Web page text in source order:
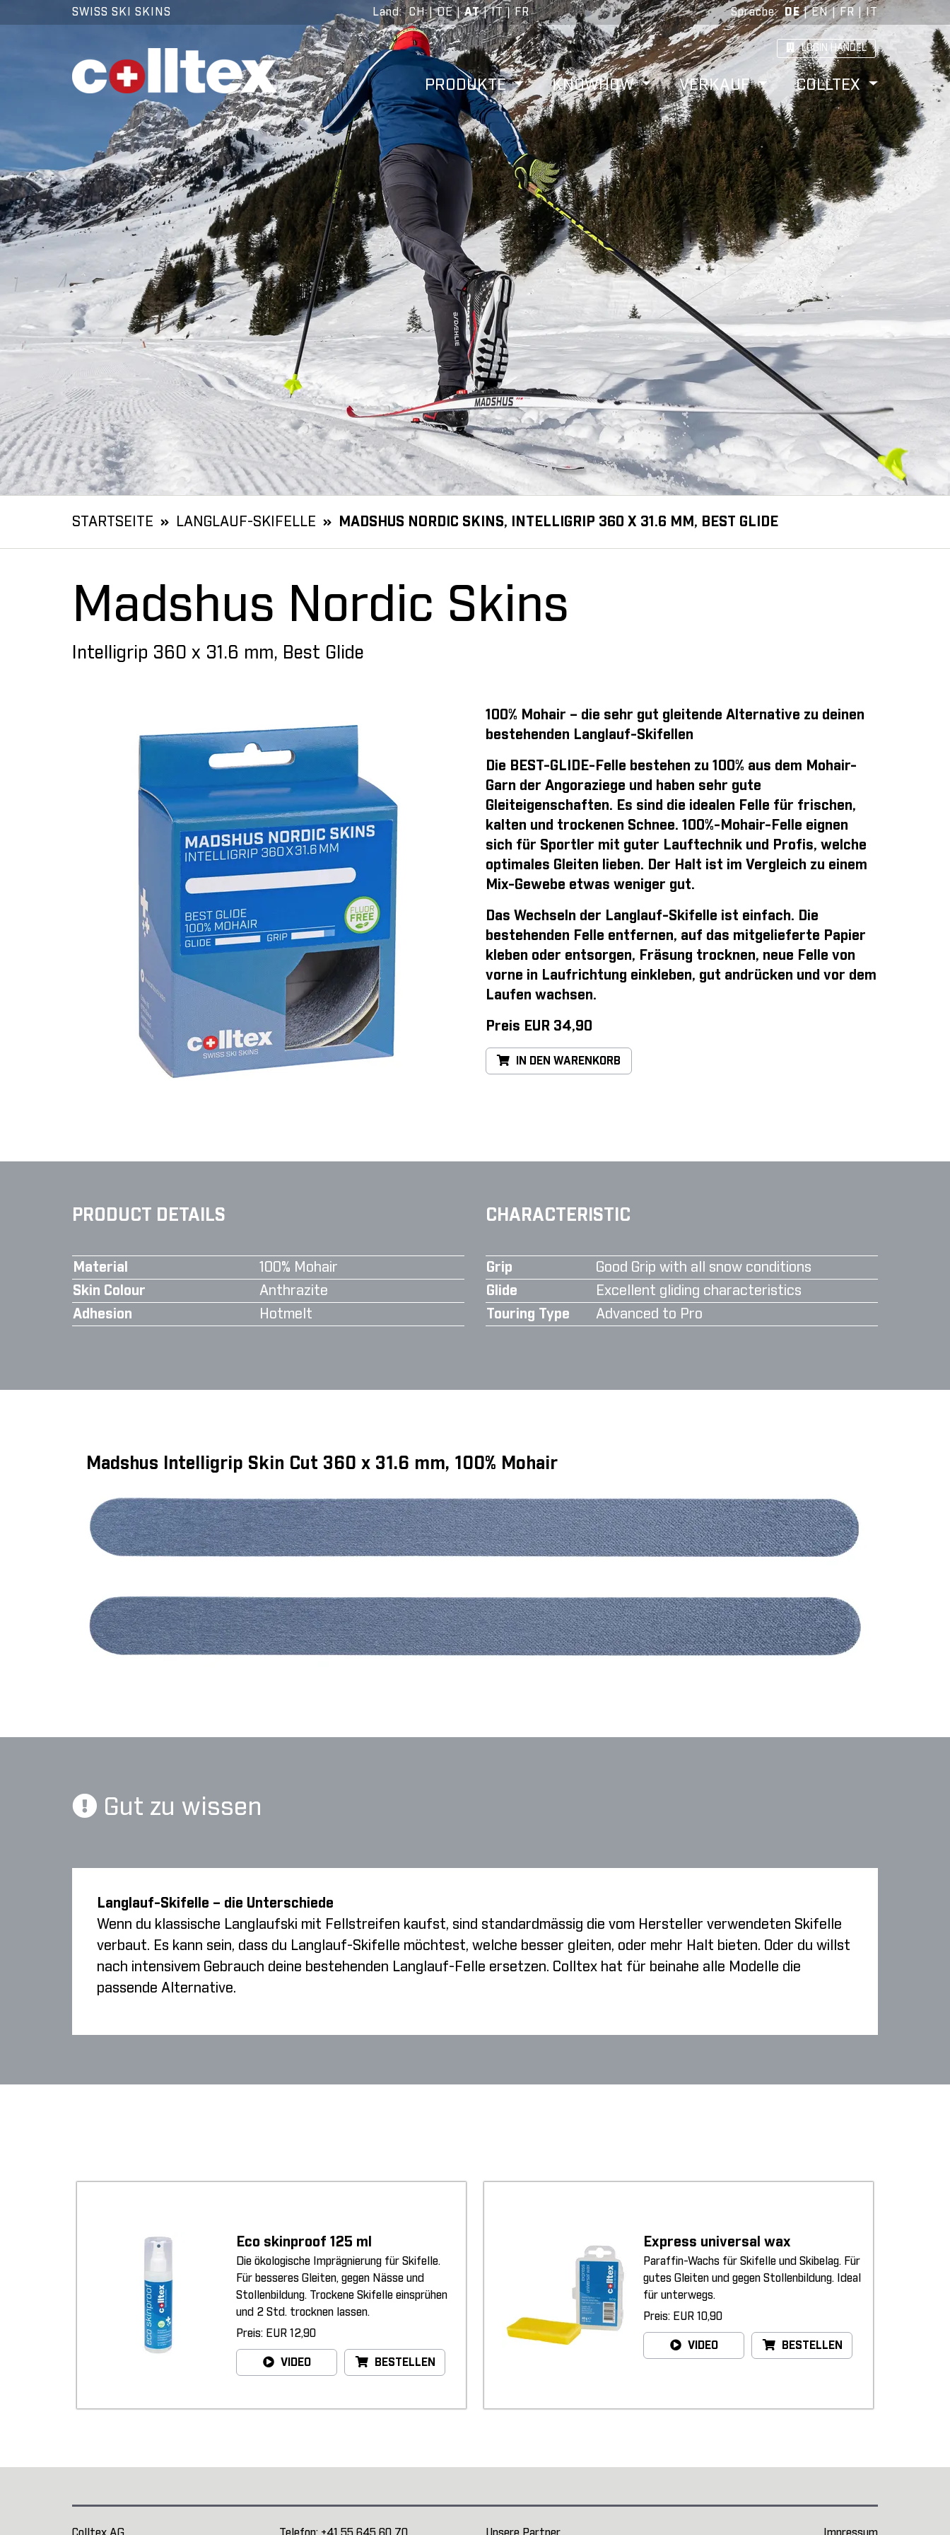
SWISS SKI SKINS Land:CH|DE|AT|IT|FR Sprache: DE|EN| FR |IT
LOGIN HANDEL
PRODUKTE KNOWHOW VERKAUF COLLTEX
STARTSEITE LANGLAUF-SKIFELLE MADSHUS NORDIC SKINS, INTELLIGRIP 360 X 31.6 MM, BEST GLIDE
Madshus Nordic Skins
Intelligrip 360 x 31.6 mm, Best Glide
100% Mohair – die sehr gut gleitende Alternative zu deinen
bestehenden Langlauf-Skifellen
Die BEST-GLIDE-Felle bestehen zu 100% aus dem Mohair-
Garn der Angoraziege und haben sehr gute
Gleiteigenschaften. Es sind die idealen Felle für frischen,
kalten und trockenen Schnee. 100%-Mohair-Felle eignen
sich für Sportler mit guter Lauftechnik und Profis, welche
optimales Gleiten lieben. Der Halt ist im Vergleich zu einem
Mix-Gewebe etwas weniger gut.
Das Wechseln der Langlauf-Skifelle ist einfach. Die
bestehenden Felle entfernen, auf das mitgelieferte Papier
kleben oder entsorgen, Fräsung trocknen, neue Felle von
vorne in Laufrichtung einkleben, gut andrücken und vor dem
Laufen wachsen.
Preis EUR 34,90
IN DEN WARENKORB
PRODUCT DETAILS
Material
100% Mohair
Skin Colour
Anthrazite
Adhesion
Hotmelt
CHARACTERISTIC
Grip
Good Grip with all snow conditions
Glide
Excellent gliding characteristics
Touring Type
Advanced to Pro
Madshus Intelligrip Skin Cut 360 x 31.6 mm, 100% Mohair
Gut zu wissen
Langlauf-Skifelle – die Unterschiede
Wenn du klassische Langlaufski mit Fellstreifen kaufst, sind standardmässig die vom Hersteller verwendeten Skifelle
verbaut. Es kann sein, dass du Langlauf-Skifelle möchtest, welche besser gleiten, oder mehr Halt bieten. Oder du willst
nach intensivem Gebrauch deine bestehenden Langlauf-Felle ersetzen. Colltex hat für beinahe alle Modelle die
passende Alternative.
Eco skinproof 125 ml
Die ökologische Imprägnierung für Skifelle.
Für besseres Gleiten, gegen Nässe und
Stollenbildung. Trockene Skifelle einsprühen
und 2 Std. trocknen lassen.
Preis: EUR 12,90
VIDEO BESTELLEN
Express universal wax
Paraffin-Wachs für Skifelle und Skibelag. Für
gutes Gleiten und gegen Stollenbildung. Ideal
für unterwegs.
Preis: EUR 10,90
VIDEO BESTELLEN